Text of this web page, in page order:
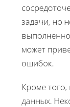
задачи, но
может
ошибок.
Кроме
данных.